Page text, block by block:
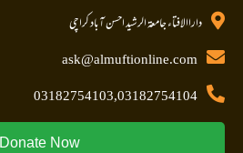
داراالافتاء جامعۃ الرشید احسن آباد کراچی
ask@almuftionline.com
03182754103,03182754104
Donate Now